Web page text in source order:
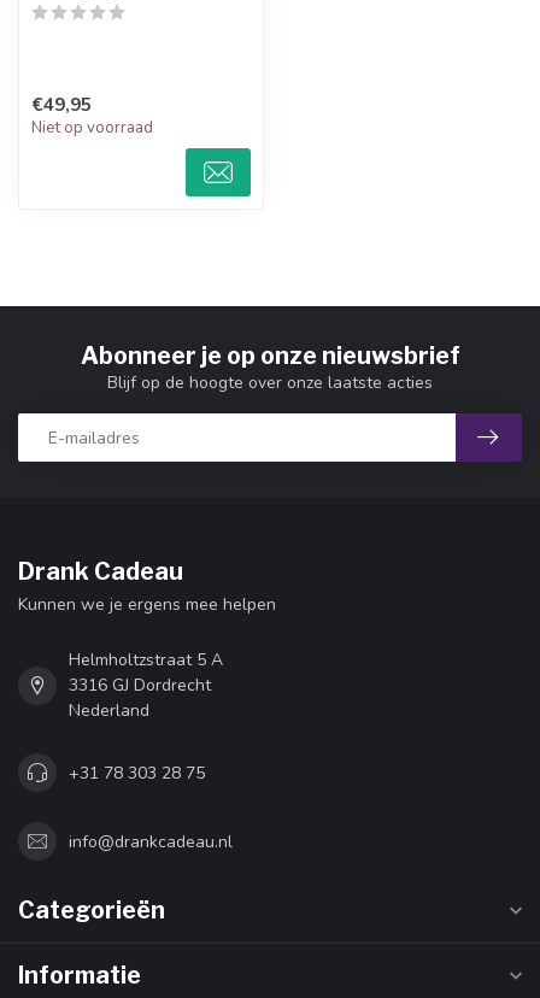
€49,95
Niet op voorraad
Abonneer je op onze nieuwsbrief
Blijf op de hoogte over onze laatste acties
Drank Cadeau
Kunnen we je ergens mee helpen
Helmholtzstraat 5 A
3316 GJ Dordrecht
Nederland
+31 78 303 28 75
info@drankcadeau.nl
Categorieën
Informatie